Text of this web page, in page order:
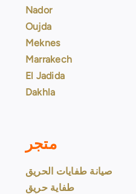
Nador
Oujda
Meknes
Marrakech
El Jadida
Dakhla
متجر
صيانة طفايات الحريق
طفاية حريق